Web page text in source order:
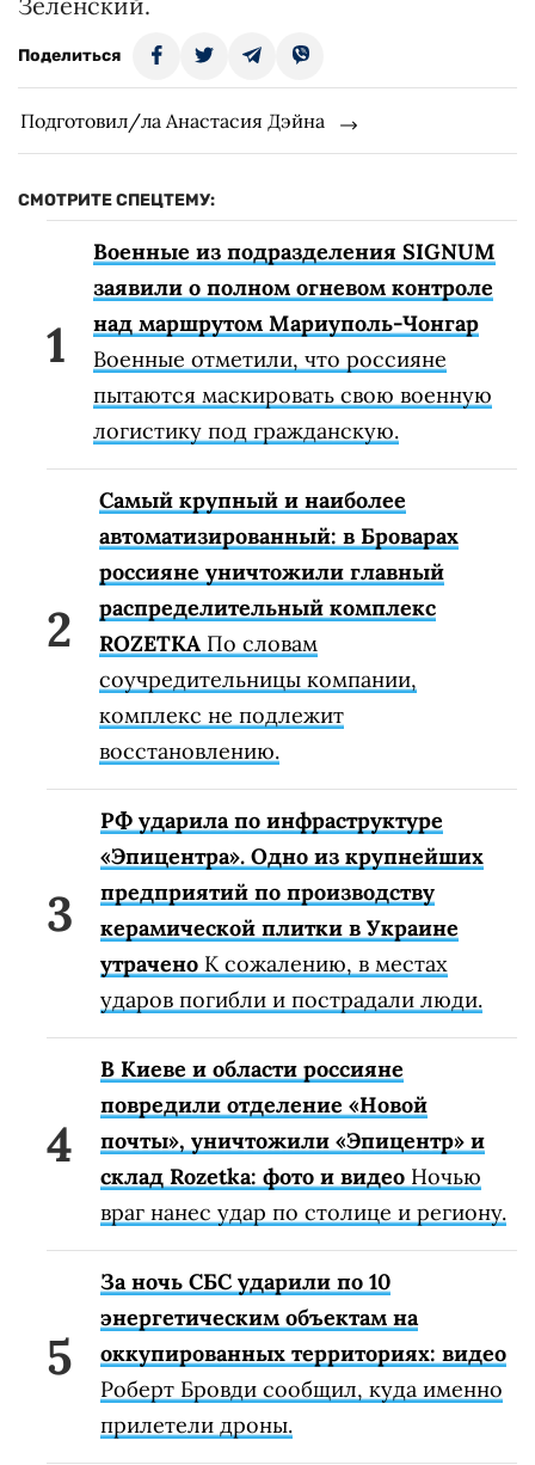
Поделиться
Подготовил/ла Анастасия Дэйна
СМОТРИТЕ СПЕЦТЕМУ:
Военные из подразделения SIGNUM
заявили о полном огневом контроле
над маршрутом Мариуполь-Чонгар
Военные отметили, что россияне
пытаются маскировать свою военную
логистику под гражданскую.
Самый крупный и наиболее
автоматизированный: в Броварах
россияне уничтожили главный
распределительный комплекс
ROZETKA По словам
соучредительницы компании,
комплекс не подлежит
восстановлению.
РФ ударила по инфраструктуре
«Эпицентра». Одно из крупнейших
предприятий по производству
керамической плитки в Украине
утрачено К сожалению, в местах
ударов погибли и пострадали люди.
В Киеве и области россияне
повредили отделение «Новой
почты», уничтожили «Эпицентр» и
склад Rozetka: фото и видео Ночью
враг нанес удар по столице и региону.
За ночь СБС ударили по 10
энергетическим объектам на
оккупированных территориях: видео
Роберт Бровди сообщил, куда именно
прилетели дроны.